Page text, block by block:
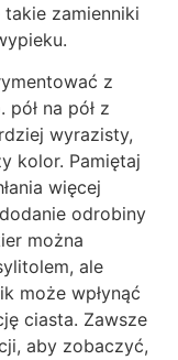
zamienniki
z
na pół z
wyrazisty,
kolor. Pamiętaj
więcej
odrobiny
można
ale
może wpłynąć
ciasta. Zawsze
aby zobaczyć,